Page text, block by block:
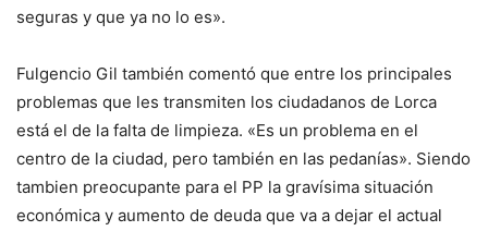
seguras y que ya no lo es».
Fulgencio Gil también comentó que entre los principales
problemas que les transmiten los ciudadanos de Lorca
está el de la falta de limpieza. «Es un problema en el
centro de la ciudad, pero también en las pedanías». Siendo
tambien preocupante para el PP la gravísima situación
económica y aumento de deuda que va a dejar el actual